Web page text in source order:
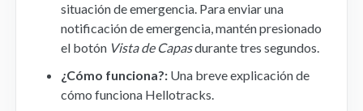
situación de emergencia. Para enviar una
notificación de emergencia, mantén presionado
el botón Vista de Capasdurante tres segundos.
¿Cómo funciona?: Una breve explicación de
cómo funciona Hellotracks.